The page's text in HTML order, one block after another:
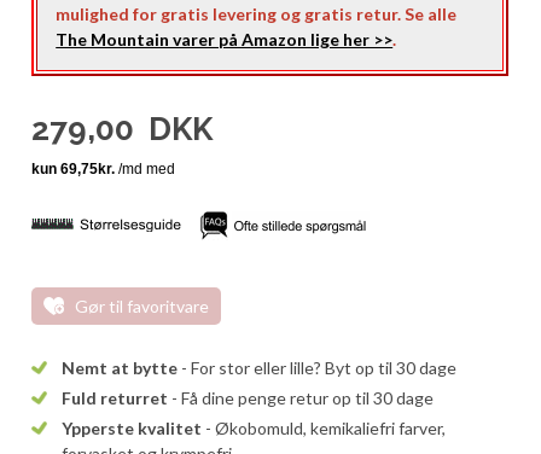
mulighed for gratis levering og gratis retur. Se alle
The Mountain varer på Amazon lige her >>.
279,00 DKK
Gør til favoritvare
Nemt at bytte - For stor eller lille? Byt op til 30 dage
Fuld returret - Få dine penge retur op til 30 dage
Ypperste kvalitet - Økobomuld, kemikaliefri farver,